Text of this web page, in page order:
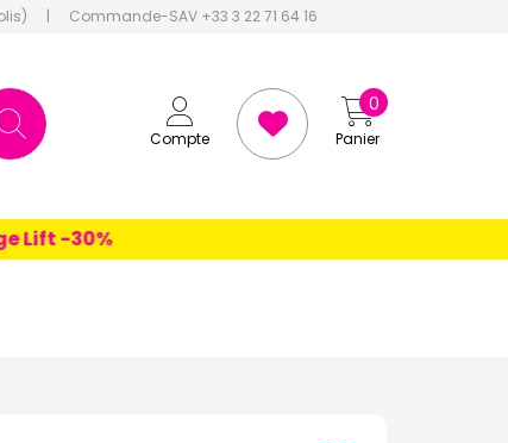
| Commande-SAV +33 3 22 71 64 16
Compte Panier
0
-30%